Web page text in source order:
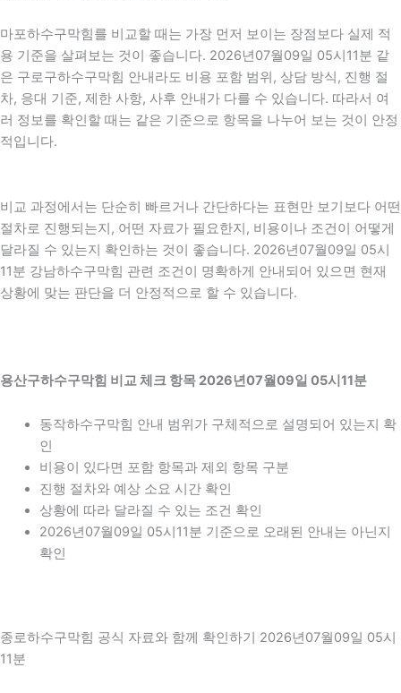
마포하수구막힘를 비교할 때는 가장 먼저 보이는 장점보다 실제 적
용 기준을 살펴보는 것이 좋습니다. 2026년07월09일 05시11분 같
은 구로구하수구막힘 안내라도 비용 포함 범위, 상담 방식, 진행 절
차, 응대 기준, 제한 사항, 사후 안내가 다를 수 있습니다. 따라서 여
러 정보를 확인할 때는 같은 기준으로 항목을 나누어 보는 것이 안정
적입니다.
비교 과정에서는 단순히 빠르거나 간단하다는 표현만 보기보다 어떤
절차로 진행되는지, 어떤 자료가 필요한지, 비용이나 조건이 어떻게
달라질 수 있는지 확인하는 것이 좋습니다. 2026년07월09일 05시
11분 강남하수구막힘 관련 조건이 명확하게 안내되어 있으면 현재
상황에 맞는 판단을 더 안정적으로 할 수 있습니다.
용산구하수구막힘 비교 체크 항목 2026년07월09일 05시11분
동작하수구막힘 안내 범위가 구체적으로 설명되어 있는지 확
인
비용이 있다면 포함 항목과 제외 항목 구분
진행 절차와 예상 소요 시간 확인
상황에 따라 달라질 수 있는 조건 확인
2026년07월09일 05시11분 기준으로 오래된 안내는 아닌지
확인
종로하수구막힘 공식 자료와 함께 확인하기 2026년07월09일 05시
11분